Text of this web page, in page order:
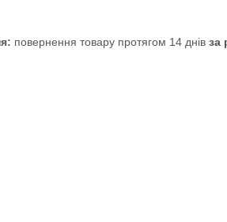
повернення товару протягом 14 днів за